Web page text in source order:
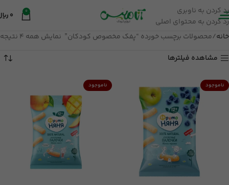
رد کردن به ناوبری
رد کردن به محتوای اصلی
0
0
خانه محصولات برچسب خورده “پفک مخصوص کودکان” نمایش همه 4 نتیجه
مشاهده فیلترها
ناموجود ناموجود